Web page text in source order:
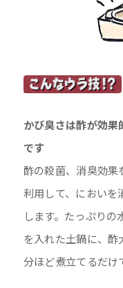
かび臭さは酢が効果
です
酢の殺菌、消臭効果
利用して、においを
します。たっぷりの
を入れた土鍋に、
分ほど煮立てるだけ